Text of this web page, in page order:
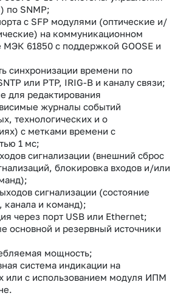
по SNMP;
с SFP модулями (оптические и/
на коммуникационном
МЭК 61850 с поддержкой GOOSE и
синхронизации времени по
или PTP, IRIG-B и каналу связи;
для редактирования
журналы событий
технологических и о
с метками времени с
1 мс;
сигнализации (внешний сброс
блокировка входов и/или
сигнализации (состояние
канала и команд);
через порт USB или Ethernet;
основной и резервный источники
мощность;
система индикации на
или с использованием модуля ИПМ